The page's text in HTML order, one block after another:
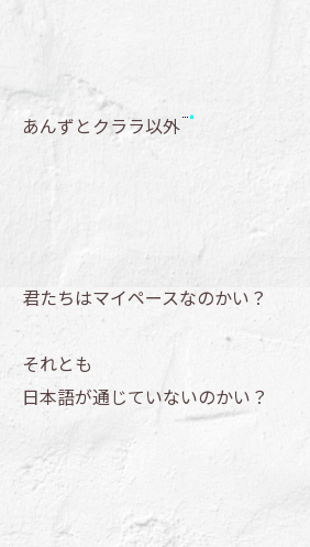
あんずとクララ以外
君たちはマイペースなのかい？
それとも
日本語が通じていないのかい？